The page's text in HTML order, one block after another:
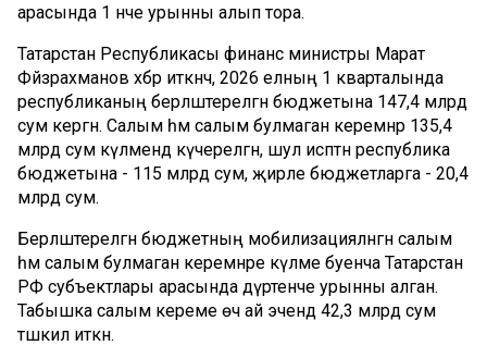
арасында 1 нче урынны алып тора.
Татарстан Республикасы финанс министры Марат
Фәйзрахманов хәбәр иткәнчә, 2026 елның 1 кварталында
республиканың берләштерелгән бюджетына 147,4 млрд
сум кергән. Салым һәм салым булмаган керемнәр 135,4
млрд сум күләмендә күчерелгән, шул исәптән республика
бюджетына - 115 млрд сум, җирле бюджетларга - 20,4
млрд сум.
Берләштерелгән бюджетның мобилизацияләнгән салым
һәм салым булмаган керемнәре күләме буенча Татарстан
РФ субъектлары арасында дүртенче урынны алган.
Табышка салым кереме өч ай эчендә 42,3 млрд сум
тәшкил иткән.